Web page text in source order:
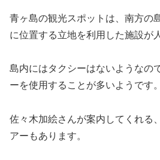
青ヶ島の観光スポットは、南方の
に位置する立地を利用した施設が
島内にはタクシーはないようなの
ーを使用することが多いようです。
佐々木加絵さんが案内してくれる
アーもあります。